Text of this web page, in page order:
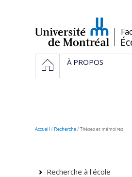
/
Navigation
principale
ACCUEIL
À PROPOS
Accueil / Recherche/Thèses et mémoires
Recherche à l'école